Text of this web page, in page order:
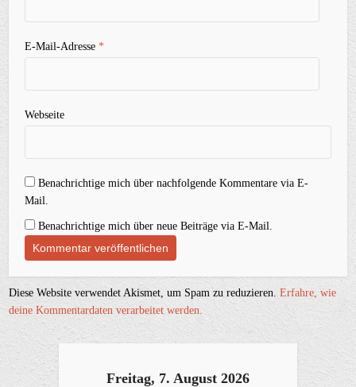
E-Mail-Adresse*
Webseite
Benachrichtige mich über nachfolgende Kommentare via E-
Mail.
Benachrichtige mich über neue Beiträge via E-Mail.
Diese Website verwendet Akismet, um Spam zu reduzieren.Erfahre, wie
deine Kommentardaten verarbeitet werden.
Freitag, 7. August 2026